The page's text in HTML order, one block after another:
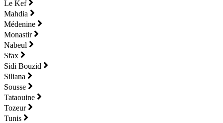
Le Kef
Mahdia
Médenine
Monastir
Nabeul
Sfax
Sidi Bouzid
Siliana
Sousse
Tataouine
Tozeur
Tunis